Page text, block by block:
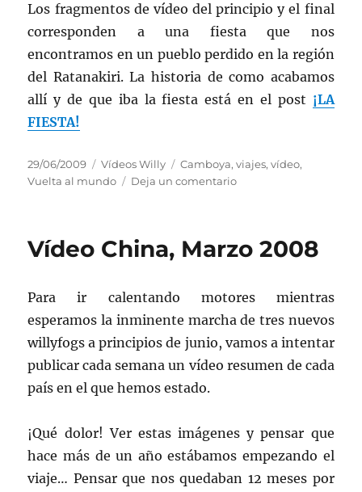
Los fragmentos de vídeo del principio y el final
corresponden a una fiesta que nos
encontramos en un pueblo perdido en la región
del Ratanakiri. La historia de como acabamos
allí y de que iba la fiesta está en el post ¡LA
FIESTA!
Publicado
el
29/06/2009 Categorías
Vídeos Willy Etiquetas
Camboya,viajes,vídeo,
Vuelta al mundo
Deja un comentarioen
2008
Vídeo China, Marzo 2008
Para ir calentando motores mientras
esperamos la inminente marcha de tres nuevos
willyfogs a principios de junio, vamos a intentar
publicar cada semana un vídeo resumen de cada
país en el que hemos estado.
¡Qué dolor! Ver estas imágenes y pensar que
hace más de un año estábamos empezando el
viaje… Pensar que nos quedaban 12 meses por